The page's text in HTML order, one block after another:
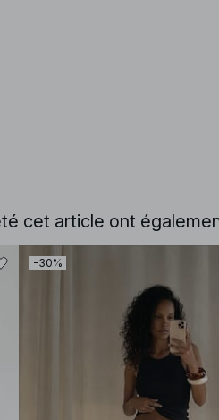
cet article ont
-30%